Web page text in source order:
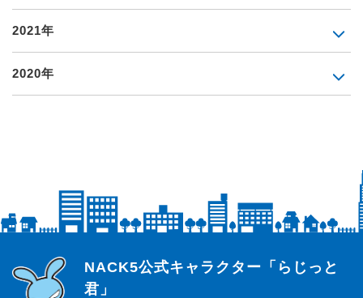
2021年
2020年
らじっと君
NACK5公式キャラクター「らじっと
君」